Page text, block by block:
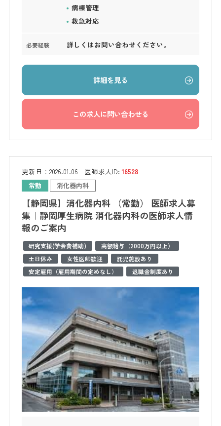
病棟管理
救急対応
必要経験 詳しくはお問い合わせください。
詳細を見る
この求人に問い合わせる
更新日： 2026.01.06 医師求人ID:16528
常勤 消化器内科
【静岡県】消化器内科 （常勤） 医師求人募
集｜静岡厚生病院 消化器内科の医師求人情
報のご案内
研究支援(学会費補助)
高額給与（2000万円以上）
土日休み
女性医師歓迎
託児施設あり
安定雇用（雇用期間の定めなし）
退職金制度あり